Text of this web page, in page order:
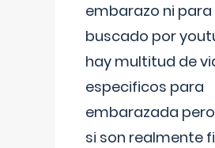
embarazo ni para
buscado por
hay multitud de
especificos para
embarazada
si son realmente